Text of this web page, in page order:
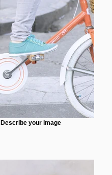
Describe your image